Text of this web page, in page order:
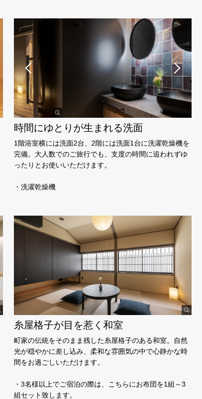
時間にゆとりが生まれる洗面
1階浴室横には洗面2台、2階には洗面1台に洗濯乾燥機を
完備。大人数でのご旅行でも、支度の時間に追われずゆ
ったりとお使いいただけます。
・洗濯乾燥機
糸屋格子が目を惹く和室
町家の伝統をそのまま残した糸屋格子のある和室。自然
光が穏やかに差し込み、柔和な雰囲気の中で心静かな時
間をお過ごしいただけます。
・3名様以上でご宿泊の際は、こちらにお布団を1組～3
組セット致します。